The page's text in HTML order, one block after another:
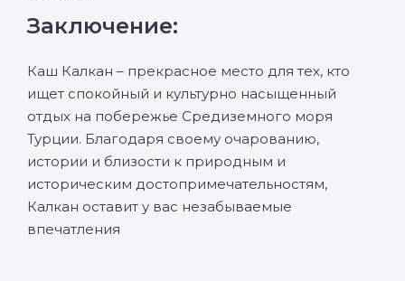
Заключение:
Каш Калкан – прекрасное место для тех, кто
ищет спокойный и культурно насыщенный
отдых на побережье Средиземного моря
Турции. Благодаря своему очарованию,
истории и близости к природным и
историческим достопримечательностям,
Калкан оставит у вас незабываемые
впечатления